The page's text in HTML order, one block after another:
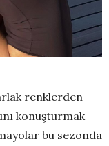
renklerden
konuşturmak
bu sezonda